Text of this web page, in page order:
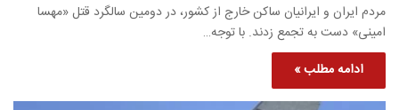
مردم ایران و ایرانیان ساکن خارج از کشور، در دومین سالگرد قتل «مهسا
امینی» دست به تجمع زدند. با توجه…
ادامه مطلب »